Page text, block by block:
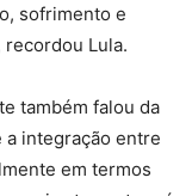
sofrimento e
Lula.
também falou da
a integração entre
em termos